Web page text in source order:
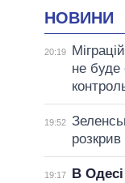
НОВИНИ
20:19
не буде
19:52
розкрив
19:17
В